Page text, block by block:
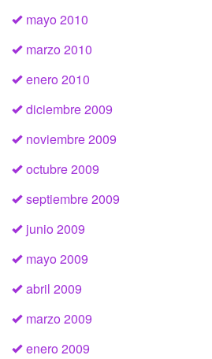
mayo 2010
marzo 2010
enero 2010
diciembre 2009
noviembre 2009
octubre 2009
septiembre 2009
junio 2009
mayo 2009
abril 2009
marzo 2009
enero 2009